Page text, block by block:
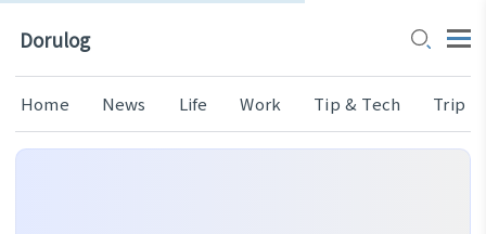
Dorulog
Home News Life Work Tip & Tech Trip